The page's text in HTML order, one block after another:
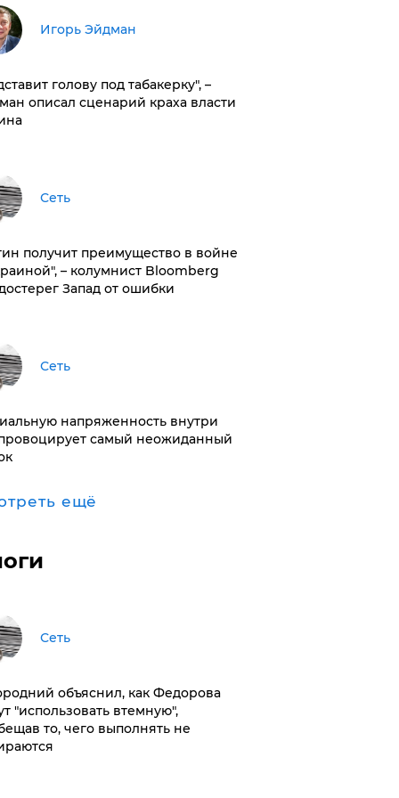
Игорь Эйдман
голову под табакерку", –
описал сценарий краха власти
Сеть
получит преимущество в войне
– колумнист Bloomberg
Запад от ошибки
Сеть
напряженность внутри
самый неожиданный
ещё
Сеть
объяснил, как Федорова
"использовать втемную",
то, чего выполнять не